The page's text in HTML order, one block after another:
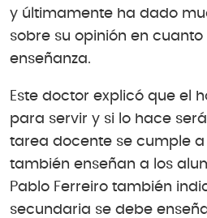
y últimamente ha dado
sobre su opinión en
enseñanza.
Este doctor explicó que el
para servir y si lo hace
tarea docente se cumple
también enseñan a los
Pablo Ferreiro también
secundaria se debe